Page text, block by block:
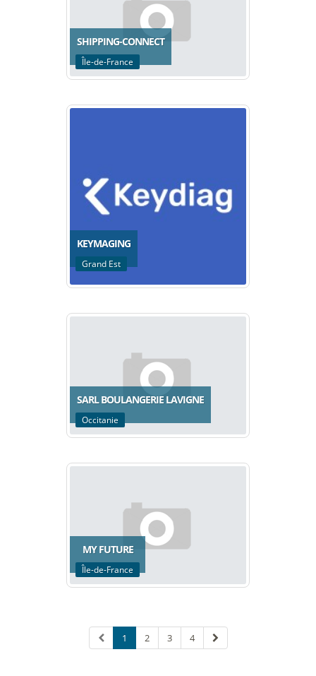
SHIPPING-CONNECT
Île-de-France
KEYMAGING
Grand Est
SARL BOULANGERIE LAVIGNE
Occitanie
MY FUTURE
Île-de-France
1 2 3 4